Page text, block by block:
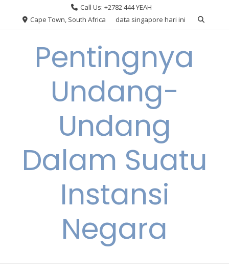
Call Us: +2782 444 YEAH
Cape Town, South Africa
data singapore hari ini
Pentingnya
Undang-
Undang
Dalam Suatu
Instansi
Negara